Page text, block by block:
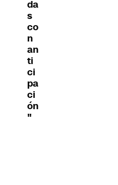
da
s
co
n
an
ti
ci
pa
ci
ón
"